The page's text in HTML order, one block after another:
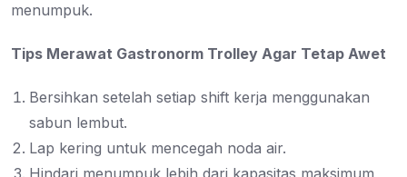
menumpuk.
Tips Merawat Gastronorm Trolley Agar Tetap Awet
Bersihkan setelah setiap shift kerja menggunakan
sabun lembut.
Lap kering untuk mencegah noda air.